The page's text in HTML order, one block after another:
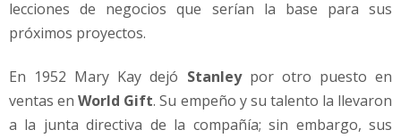
lecciones de negocios que serían la base para sus
próximos proyectos.
En 1952 Mary Kay dejó Stanleypor otro puesto en
ventas enWorld Gift. Su empeño y su talento la llevaron
a la junta directiva de la compañía; sin embargo, sus